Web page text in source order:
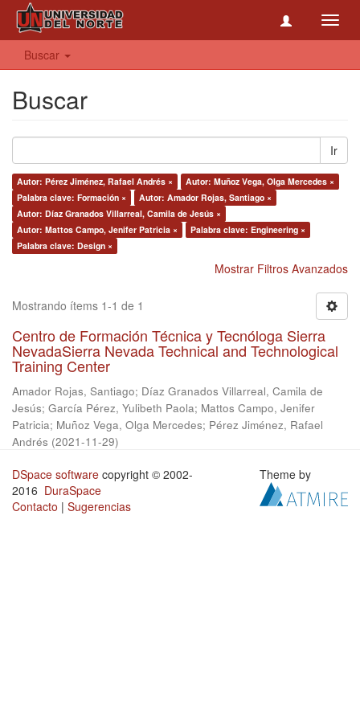
Buscar
Buscar
Ir
Autor: Pérez Jiménez, Rafael Andrés ×
Autor: Muñoz Vega, Olga Mercedes ×
Palabra clave: Formación ×
Autor: Amador Rojas, Santiago ×
Autor: Díaz Granados Villarreal, Camila de Jesús ×
Autor: Mattos Campo, Jenifer Patricia ×
Palabra clave: Engineering ×
Palabra clave: Design ×
Mostrar Filtros Avanzados
Mostrando ítems 1-1 de 1
Centro de Formación Técnica y Tecnóloga Sierra
NevadaSierra Nevada Technical and Technological
Training Center
Amador Rojas, Santiago; Díaz Granados Villarreal, Camila de
Jesús; García Pérez, Yulibeth Paola; Mattos Campo, Jenifer
Patricia; Muñoz Vega, Olga Mercedes; Pérez Jiménez, Rafael
Andrés (2021-11-29)
DSpace software copyright © 2002-
2016 DuraSpace
Contacto | Sugerencias
Theme by